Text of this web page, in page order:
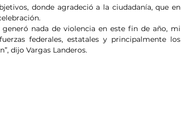
donde agradeció a la ciudadanía, que en
nada de violencia en este fin de año, mi
federales, estatales y principalmente los
dijo Vargas Landeros.